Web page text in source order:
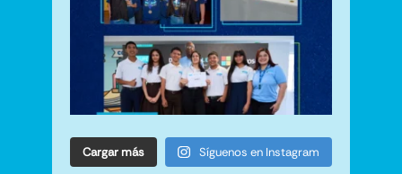
Cargar más Síguenos en Instagram